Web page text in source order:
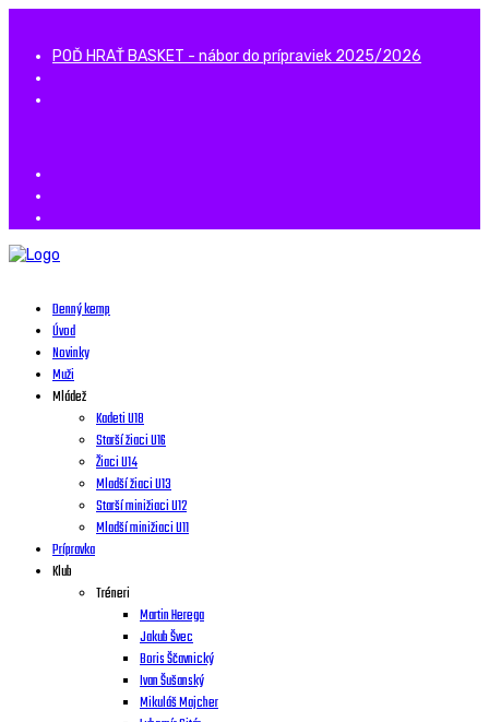
POĎ HRAŤ BASKET - nábor do prípraviek 2025/2026
Denný kemp
Úvod
Novinky
Muži
Mládež
Kadeti U18
Starší žiaci U16
Žiaci U14
Mladší žiaci U13
Starší minižiaci U12
Mladší minižiaci U11
Prípravka
Klub
Tréneri
Martin Herega
Jakub Švec
Boris Ščavnický
Ivan Šušanský
Mikuláš Majcher